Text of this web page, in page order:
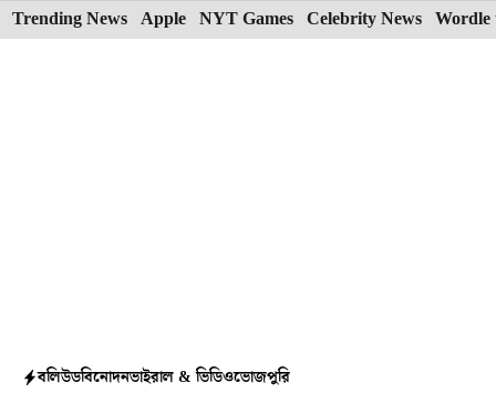
Skip
to
Trending News Apple NYT Games Celebrity News Wordle
বলিউডবিনোদনভাইরাল & ভিডিওভোজপুরি